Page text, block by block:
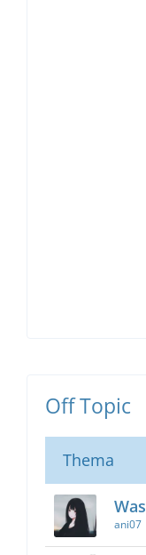
Off Topic
Thema
ani07